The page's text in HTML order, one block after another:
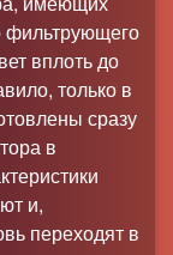
фильтрующего
вплоть до
только в
сразу
в
и,
переходят в